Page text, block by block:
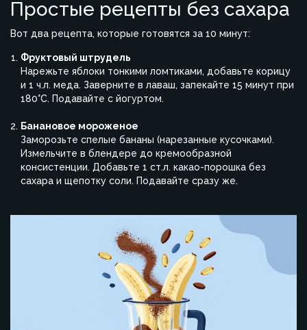
Простые рецепты без сахара
Вот два рецепта, которые готовятся за 10 минут:
Фруктовый штрудель
Нарежьте яблоки тонкими ломтиками, добавьте корицу
и 1 ч.л. меда. Заверните в лаваш, запекайте 15 минут при
180°C. Подавайте с йогуртом.
Банановое мороженое
Заморозьте спелые бананы (нарезанные кусочками).
Измельчите в блендере до кремообразной
консистенции. Добавьте 1 ст.л. какао-порошка без
сахара и щепотку соли. Подавайте сразу же.